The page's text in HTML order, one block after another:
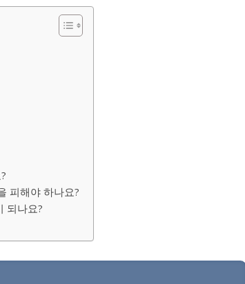
피해야 하나요?
되나요?